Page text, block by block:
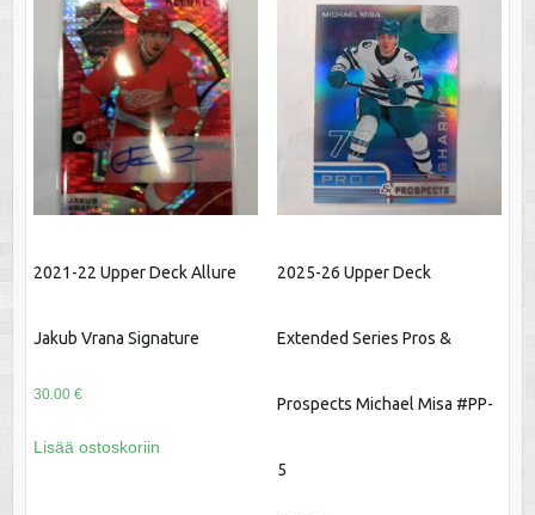
2021-22 Upper Deck Allure
Jakub Vrana Signature
30.00 €
Lisää ostoskoriin
2025-26 Upper Deck
Extended Series Pros &
Prospects Michael Misa #PP-
5